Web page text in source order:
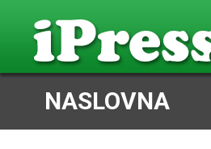
NASLOVNA